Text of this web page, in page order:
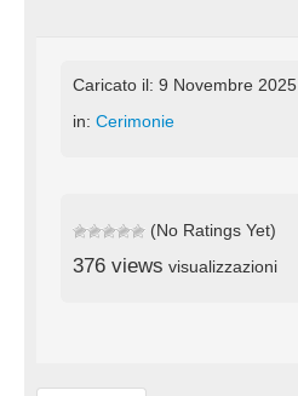
Caricato il: 9 Novembre 2025
in: Cerimonie
(No Ratings Yet)
376 views visualizzazioni